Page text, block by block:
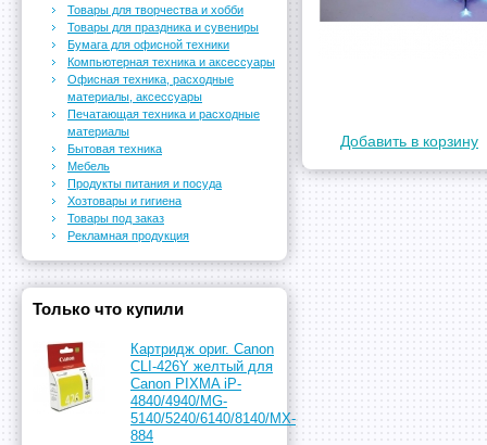
Добавить в корзину
Товары для творчества и хобби
Товары для праздника и сувениры
Бумага для офисной техники
Компьютерная техника и аксессуары
Офисная техника, расходные
материалы, аксессуары
Печатающая техника и расходные
материалы
Бытовая техника
Мебель
Продукты питания и посуда
Хозтовары и гигиена
Товары под заказ
Рекламная продукция
Только что купили
Картридж ориг. Canon
CLI-426Y желтый для
Canon PIXMA iP-
4840/4940/MG-
5140/5240/6140/8140/MX-
884